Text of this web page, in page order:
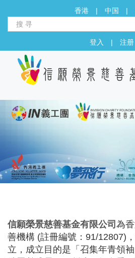
香港 | 中国 |
登入 | 注册
信願榮景慈善基金有限公司 為
善機構 (註冊編號：91/12807)
立，成立目的是「召集年青領